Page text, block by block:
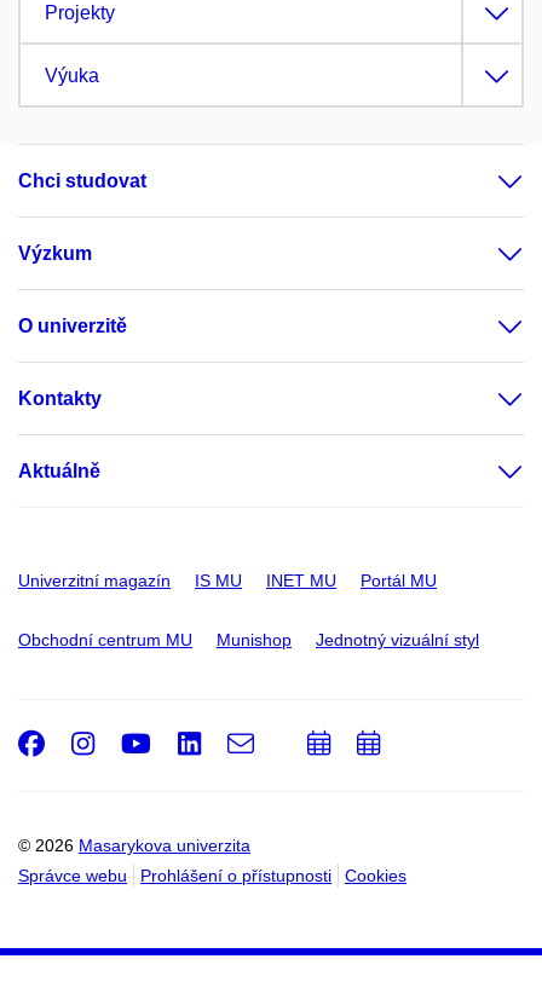
Projekty
Výuka
Chci studovat
Výzkum
O univerzitě
Kontakty
Aktuálně
Univerzitní magazín IS MU INET MU Portál MU
Obchodní centrum MU Munishop Jednotný vizuální styl
© 2026 Masarykova univerzita
Správce webu
Prohlášení o přístupnosti Cookies
Facebook
Instagram
Youtube
LinkedIn
e-
PřidatPřidat